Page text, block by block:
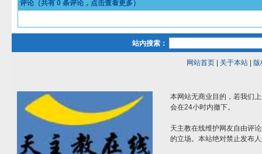
评论（共有 0 条评论，点击查看更多）
站内搜索：
网站首页| 关于本站| 版
本网站无商业目的，若我们
会在24小时内撤下。
天主教在线维护网友自由评
的立场。本站绝对禁止发布